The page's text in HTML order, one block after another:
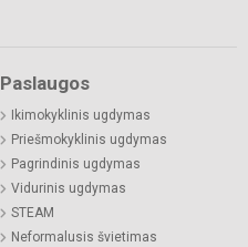
Paslaugos
Ikimokyklinis ugdymas
Priešmokyklinis ugdymas
Pagrindinis ugdymas
Vidurinis ugdymas
STEAM
Neformalusis švietimas